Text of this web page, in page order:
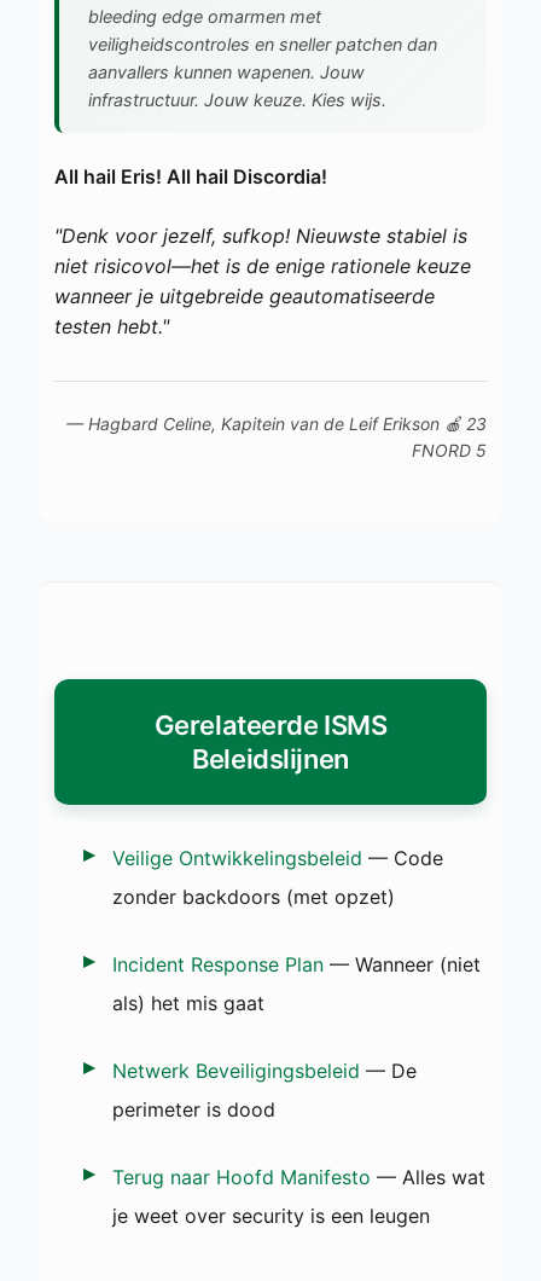
bleeding edge omarmen met
veiligheidscontroles en sneller patchen dan
aanvallers kunnen wapenen. Jouw
infrastructuur. Jouw keuze. Kies wijs.
All hail Eris! All hail Discordia!
"Denk voor jezelf, sufkop! Nieuwste stabiel is
niet risicovol—het is de enige rationele keuze
wanneer je uitgebreide geautomatiseerde
testen hebt."
— Hagbard Celine, Kapitein van de Leif Erikson 🍎 23
FNORD 5
Gerelateerde ISMS
Beleidslijnen
Veilige Ontwikkelingsbeleid — Code
zonder backdoors (met opzet)
Incident Response Plan — Wanneer (niet
als) het mis gaat
Netwerk Beveiligingsbeleid — De
perimeter is dood
Terug naar Hoofd Manifesto — Alles wat
je weet over security is een leugen